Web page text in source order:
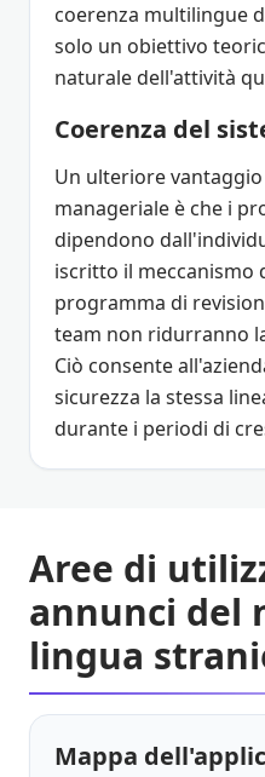
coerenza multilingue
solo un obiettivo
naturale dell'attività
Coerenza del
Un ulteriore
manageriale è che i
dipendono
iscritto il meccanismo
programma di
team non ridurranno
Ciò consente
sicurezza la stessa
durante i periodi di
Aree di
annunci del
lingua
Mappa